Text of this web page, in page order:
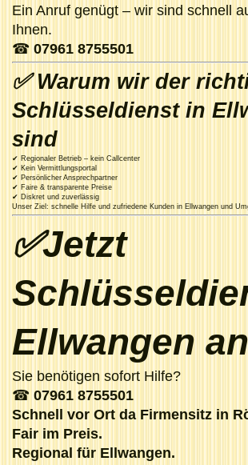
Ein Anruf genügt – wir sind schnell
Ihnen.
☎ 07961 8755501
✅ Warum wir der
Schlüsseldienst in
sind
✔ Regionaler Betrieb – kein Callcenter
✔ Kein Vermittlungsportal
✔ Persönlicher Ansprechpartner
✔ Faire & transparente Preise
✔ Diskret und zuverlässig
Unser Ziel: schnelle Hilfe und zufriedene Kunden in Ellwangen und
✅Jetzt
Ellwangen
Sie benötigen sofort Hilfe?
☎ 07961 8755501
Schnell vor Ort da Firmensitz in
Fair im Preis.
Regional für Ellwangen.